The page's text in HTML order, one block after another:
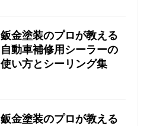
鈑金塗装のプロが教える
自動車補修用シーラーの
使い方とシーリング集
鈑金塗装のプロが教える